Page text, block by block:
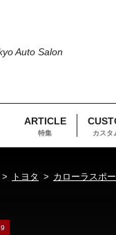
Auto Salon
ARTICLE
特集 カスタ
トヨタ カローラスポ